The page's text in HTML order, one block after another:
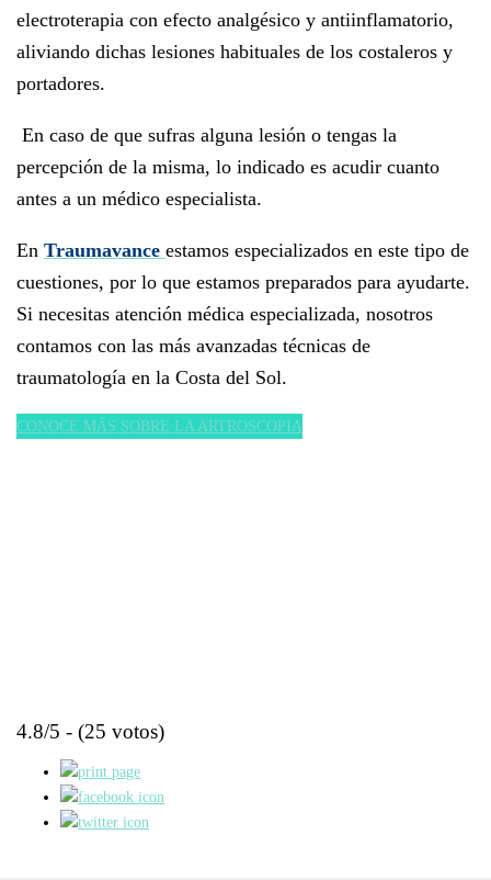
electroterapia con efecto analgésico y antiinflamatorio,
aliviando dichas lesiones habituales de los costaleros y
portadores.
En caso de que sufras alguna lesión o tengas la
percepción de la misma, lo indicado es acudir cuanto
antes a un médico especialista.
En Traumavance estamos especializados en este tipo de
cuestiones, por lo que estamos preparados para ayudarte.
Si necesitas atención médica especializada, nosotros
contamos con las más avanzadas técnicas de
traumatología en la Costa del Sol.
CONOCE MÁS SOBRE LA ARTROSCOPIA
4.8/5 - (25 votos)